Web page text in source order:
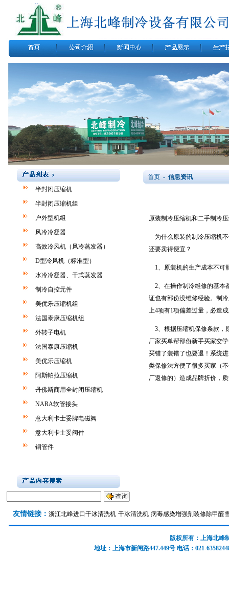
半封闭压缩机
半封闭压缩机组
户外型机组
风冷冷凝器
高效冷风机（风冷蒸发器）
D型冷风机（标准型）
水冷冷凝器、干式蒸发器
制冷自控元件
美优乐压缩机组
法国泰康压缩机组
外转子电机
法国泰康压缩机
美优乐压缩机
阿斯帕拉压缩机
丹佛斯商用全封闭压缩机
NARA软管接头
意大利卡士妥牌电磁阀
意大利卡士妥阀件
铜管件
首页 - 信息资讯
原装制冷压缩机和二手制冷
为什么原装的制冷压缩机
还要卖得便宜？
1、原装机的生产成本不可
2、在操作制冷维修的基本
证也有部份没维修经验。制
上4项有1项偏差过量，必造
3、根据压缩机保修条款，
厂家买单帮部份新手买家交
买错了装错了也要退！系统
类保修法方便了很多买家（
厂返修的）造成品牌折价，
友情链接： 浙江北峰进口干冰清洗机 干冰清洗机 病毒感染增强剂 装修除甲醛
版权所有：上海北峰
地址：上海市新闸路447.449号 电话：021-